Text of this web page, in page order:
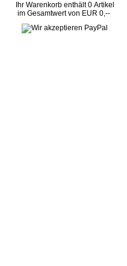
Ihr Warenkorb enthält 0 Artikel
im Gesamtwert von EUR 0,--